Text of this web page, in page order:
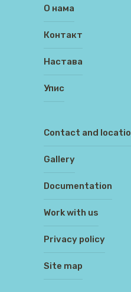
О нама
Контакт
Настава
Упис
Contact and
Gallery
Documentation
Work with us
Privacy policy
Site map